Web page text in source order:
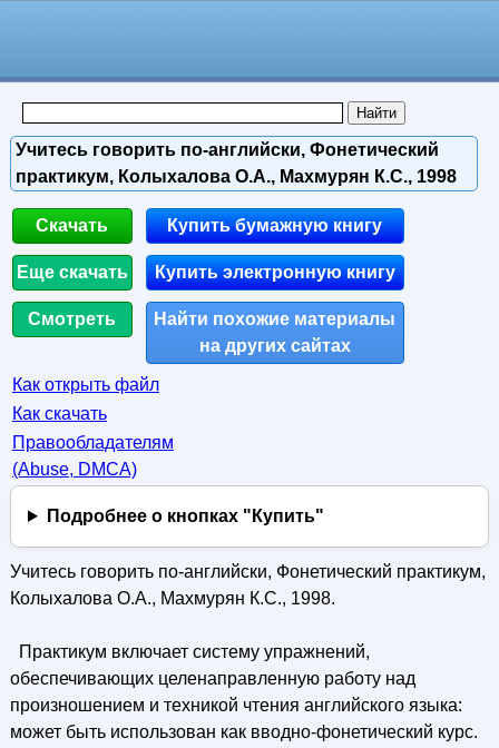
Учитесь говорить по-английски, Фонетический
практикум, Колыхалова О.А., Махмурян К.С., 1998
Скачать
Еще скачать
Смотреть
Купить бумажную книгу
Купить электронную книгу
Найти похожие материалы
на других сайтах
Как открыть файл
Как скачать
Правообладателям
(Abuse, DMСA)
Подробнее о кнопках "Купить"
Учитесь говорить по-английски, Фонетический практикум,
Колыхалова О.А., Махмурян К.С., 1998.
Практикум включает систему упражнений,
обеспечивающих целенаправленную работу над
произношением и техникой чтения английского языка:
может быть использован как вводно-фонетический курс.